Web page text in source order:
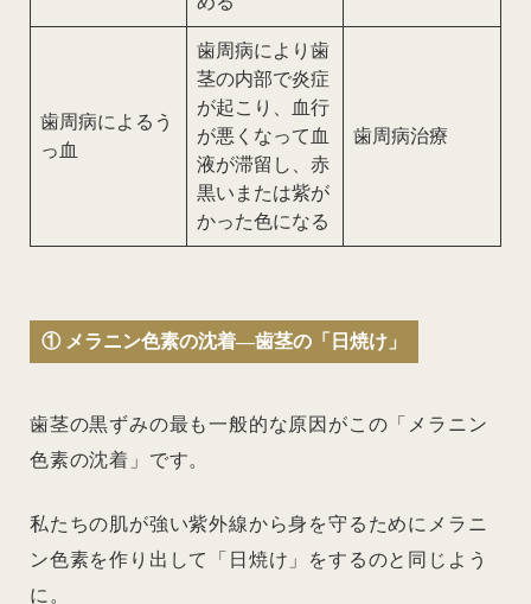
歯周病によるう
っ血
歯周病により歯
茎の内部で炎症
が起こり、血行
が悪くなって血
液が滞留し、赤
黒いまたは紫が
かった色になる
歯周病治療
① メラニン色素の沈着―歯茎の「日焼け」
歯茎の黒ずみの最も一般的な原因がこの「メラニン
色素の沈着」です。
私たちの肌が強い紫外線から身を守るためにメラニ
ン色素を作り出して「日焼け」をするのと同じよう
に。